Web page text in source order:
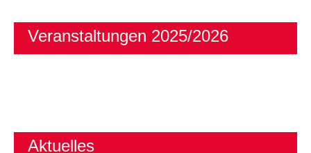
Veranstaltungen 2025/2026
Aktuelles